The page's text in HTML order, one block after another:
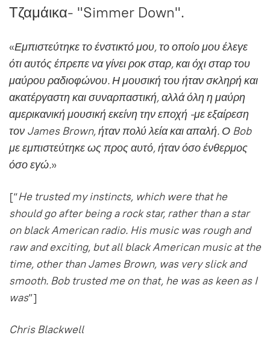
Τζαμάικα- "Simmer Down".
«Εμπιστεύτηκε το ένστικτό μου, το οποίο μου έλεγε
ότι αυτός έπρεπε να γίνει ροκ σταρ, και όχι σταρ του
μαύρου ραδιοφώνου. Η μουσική του ήταν σκληρή και
ακατέργαστη και συναρπαστική, αλλά όλη η μαύρη
αμερικανική μουσική εκείνη την εποχή -με εξαίρεση
τον James Brown, ήταν πολύ λεία και απαλή. Ο Bob
με εμπιστεύτηκε ως προς αυτό, ήταν όσο ένθερμος
όσο εγώ.»
[“He trusted my instincts, which were that he
should go after being a rock star, rather than a star
on black American radio. His music was rough and
raw and exciting, but all black American music at the
time, other than James Brown, was very slick and
smooth. Bob trusted me on that, he was as keen as I
was”]
Chris Blackwell